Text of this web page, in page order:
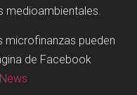
medioambientales.
microfinanzas pueden
de Facebook